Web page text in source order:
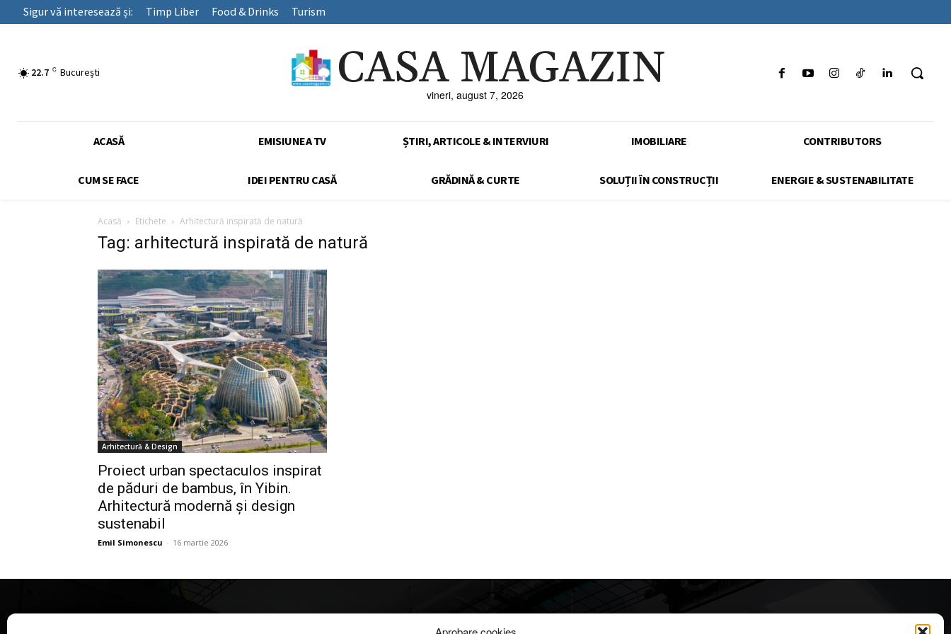
Sigur vă interesează și: Timp Liber Food & Drinks Turism
22.7 C București CASA MAGAZIN
vineri, august 7, 2026
ACASĂ EMISIUNEA TV ȘTIRI, ARTICOLE & INTERVIURI IMOBILIARE CONTRIBUTORS
CUM SE FACE IDEI PENTRU CASĂ GRĂDINĂ & CURTE SOLUȚII ÎN CONSTRUCȚII ENERGIE & SUSTENABILITATE
Acasă Etichete Arhitectură inspirată de natură
Tag: arhitectură inspirată de natură
Arhitectură & Design
Proiect urban spectaculos inspirat
de păduri de bambus, în Yibin.
Arhitectură modernă și design
sustenabil
Emil Simonescu - 16 martie 2026